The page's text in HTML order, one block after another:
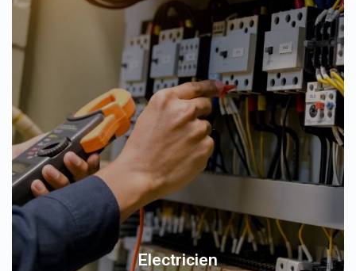
Electricien